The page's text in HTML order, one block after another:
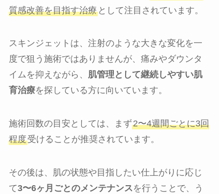
質感改善を目指す治療として注目されています。
スキンジェットは、注射のような大きな変化を一
度で狙う施術ではありませんが、痛みやダウンタ
イムを抑えながら、 肌管理として継続しやすい肌
育治療を探している方に向いています。
施術回数の目安としては、まず2〜4週間ごとに3回
程度受けることが推奨されています。
その後は、肌の状態や目指したい仕上がりに応じ
て3〜6ヶ月ごとのメンテナンスを行うことで、う